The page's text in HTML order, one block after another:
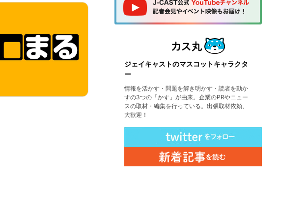
ジェイキャストのマスコットキャラクタ
ー
情報を活かす・問題を解き明かす・読者を動か
すの3つの「かす」が由来。企業のPRやニュー
スの取材・編集を行っている。出張取材依頼、
大歓迎！